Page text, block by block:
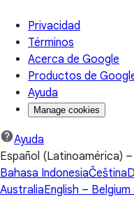
Privacidad
Términos
Acerca de Google
Productos de
Ayuda
Manage cookies
Ayuda
Español (Latinoamérica)
Bahasa IndonesiaČeština
AustraliaEnglish – Belgium